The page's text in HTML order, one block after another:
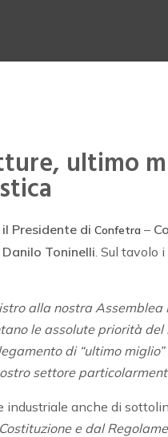
ultimo
Presidente di Confetra –
Toninelli. Sul tavolo
alla nostra
le assolute priorità
di “ultimo
settore
industriale anche di
e dal